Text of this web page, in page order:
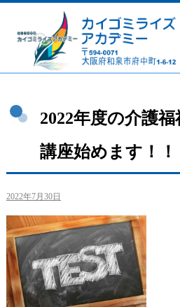
2022年度の介護
講座始めます！！
2022年7月30日